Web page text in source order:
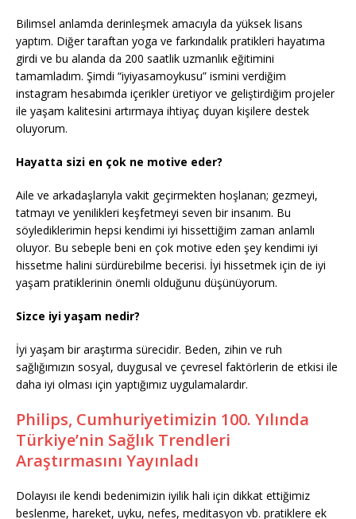
Bilimsel anlamda derinleşmek amacıyla da yüksek lisans
yaptım. Diğer taraftan yoga ve farkındalık pratikleri hayatıma
girdi ve bu alanda da 200 saatlik uzmanlık eğitimini
tamamladım. Şimdi “iyiyasamoykusu” ismini verdiğim
instagram hesabımda içerikler üretiyor ve geliştirdiğim projeler
ile yaşam kalitesini artırmaya ihtiyaç duyan kişilere destek
oluyorum.
Hayatta sizi en çok ne motive eder?
Aile ve arkadaşlarıyla vakit geçirmekten hoşlanan; gezmeyi,
tatmayı ve yenilikleri keşfetmeyi seven bir insanım. Bu
söylediklerimin hepsi kendimi iyi hissettiğim zaman anlamlı
oluyor. Bu sebeple beni en çok motive eden şey kendimi iyi
hissetme halini sürdürebilme becerisi. İyi hissetmek için de iyi
yaşam pratiklerinin önemli olduğunu düşünüyorum.
Sizce iyi yaşam nedir?
İyi yaşam bir araştırma sürecidir. Beden, zihin ve ruh
sağlığımızın sosyal, duygusal ve çevresel faktörlerin de etkisi ile
daha iyi olması için yaptığımız uygulamalardır.
Philips, Cumhuriyetimizin 100. Yılında
Türkiye’nin Sağlık Trendleri
Araştırmasını Yayınladı
Dolayısı ile kendi bedenimizin iyilik hali için dikkat ettiğimiz
beslenme, hareket, uyku, nefes, meditasyon vb. pratiklere ek